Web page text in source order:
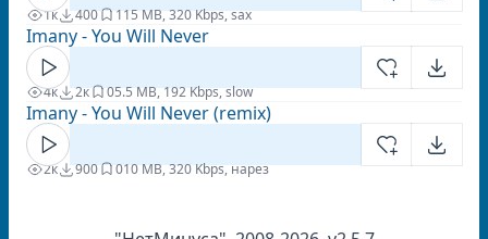
1к 400 115 MB, 320 Kbps, sax
Imany - You Will Never
4к 2к 05.5 MB, 192 Kbps, slow
Imany - You Will Never (remix)
2к 900 010 MB, 320 Kbps, нарез